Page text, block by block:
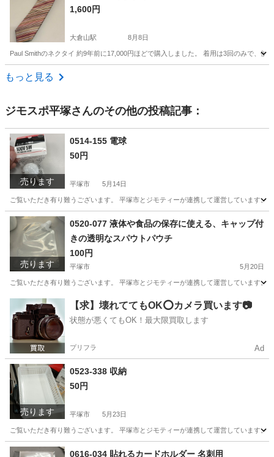
1,600円
大倉山駅 8月8日
Paul Smithのネクタイ 約9年前に17,000円ほどで購入しました。 着用は3回のみで、
神奈川 横浜市
もっと見る
ジモスポ平塚さんのその他の投稿記事：
売ります
0514-155 電球
50円
平塚市 5月14日
ご覧いただき有り難うございます。 平塚市とジモティーが連携して運営していま
神奈川 平塚市 スポーツ リユース
売ります
0520-077 液体や食品の保存に使える、キャップ付
きの透明なスパウトパウチ
100円
平塚市 5月20日
ご覧いただき有り難うございます。 平塚市とジモティーが連携して運営していま
神奈川 平塚市 生活雑貨
【求】壊れててもOK⭕️カメラ買います📷
状態が悪くてもOK！最大限買取します
プリフラ Ad
売ります
0523-338 収納
50円
平塚市 5月23日
ご覧いただき有り難うございます。 平塚市とジモティーが連携して運営していま
神奈川 平塚市 生活雑貨
0616-034 貼れるカードホルダー 名刺用